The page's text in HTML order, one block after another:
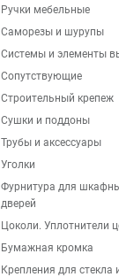
Ручки мебельные
Саморезы и шурупы
Системы и элементы
Сопутствующие
Строительный крепеж
Сушки и поддоны
Трубы и аксессуары
Уголки
Фурнитура для
дверей
Цоколи. Уплотнители
Бумажная кромка
Крепления для стекла